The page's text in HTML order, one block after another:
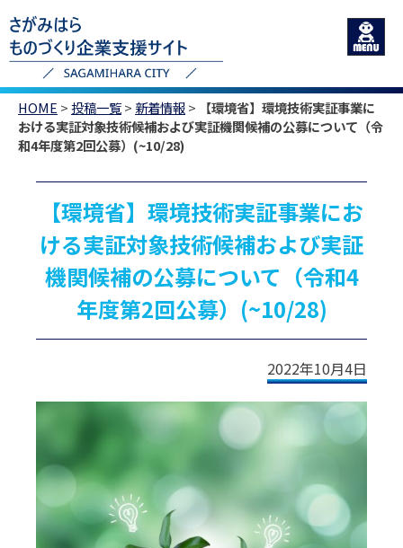
HOME >投稿一覧> 新着情報>
【環境省】環境技術実証事業に
おける実証対象技術候補および実証機関候補の公募について（令
和4年度第2回公募）(~10/28)
【環境省】環境技術実証事業にお
ける実証対象技術候補および実証
機関候補の公募について（令和4
年度第2回公募）(~10/28)
2022年10月4日